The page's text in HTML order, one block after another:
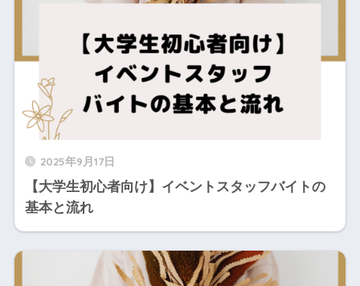
2025年9月17日
【大学生初心者向け】イベントスタッフバイトの
基本と流れ